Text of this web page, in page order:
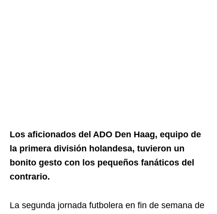
Los aficionados del ADO Den Haag, equipo de
la primera división holandesa, tuvieron un
bonito gesto con los pequeños fanáticos del
contrario.
La segunda jornada futbolera en fin de semana de